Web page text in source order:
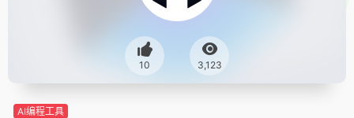
10 3,123
AI编程工具